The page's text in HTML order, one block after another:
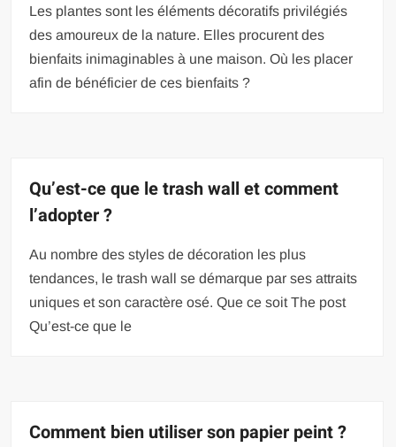
Les plantes sont les éléments décoratifs privilégiés
des amoureux de la nature. Elles procurent des
bienfaits inimaginables à une maison. Où les placer
afin de bénéficier de ces bienfaits ?
Qu’est-ce que le trash wall et comment
l’adopter ?
Au nombre des styles de décoration les plus
tendances, le trash wall se démarque par ses attraits
uniques et son caractère osé. Que ce soit The post
Qu’est-ce que le
Comment bien utiliser son papier peint ?